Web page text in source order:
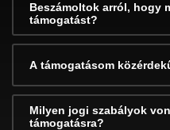
Beszámoltok arról, hogy
támogatást?
A támogatásom
Milyen jogi szabályok
támogatásra?